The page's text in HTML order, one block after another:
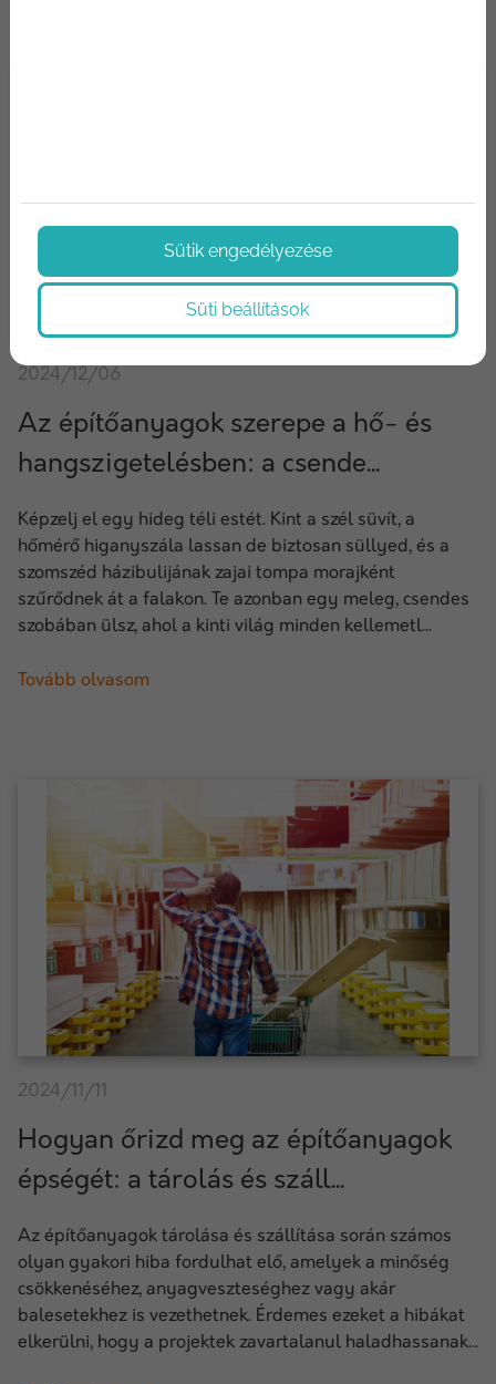
2024/12/06
Az építőanyagok szerepe a hő- és
hangszigetelésben: a csende...
Képzelj el egy hideg téli estét. Kint a szél süvít, a
hőmérő higanyszála lassan de biztosan süllyed, és a
szomszéd házibulijának zajai tompa morajként
szűrődnek át a falakon. Te azonban egy meleg, csendes
szobában ülsz, ahol a kinti világ minden kellemetl...
Tovább olvasom
2024/11/11
Hogyan őrizd meg az építőanyagok
épségét: a tárolás és száll...
Az építőanyagok tárolása és szállítása során számos
olyan gyakori hiba fordulhat elő, amelyek a minőség
csökkenéséhez, anyagveszteséghez vagy akár
balesetekhez is vezethetnek. Érdemes ezeket a hibákat
elkerülni, hogy a projektek zavartalanul haladhassanak...
Sütik engedélyezése
Süti beállítások